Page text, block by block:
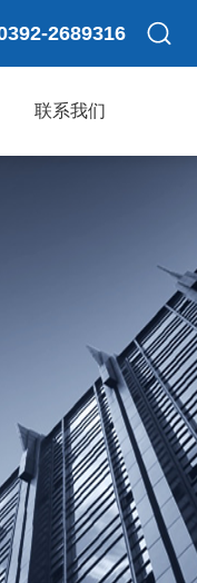
2689316
联系我们